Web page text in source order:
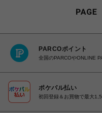
PARCOポイント
全国のPARCOやONLINE
ポケパル払い
初回登録＆お買物で最大